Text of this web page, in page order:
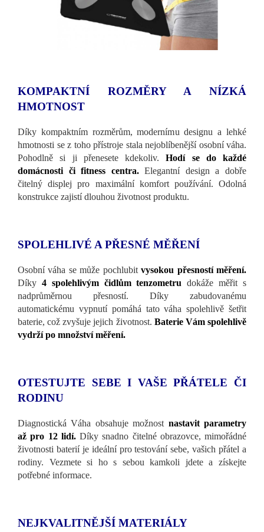
KOMPAKTNÍ ROZMĚRY A NÍZKÁ
HMOTNOST
Díky kompaktním rozměrům, modernímu designu a lehké
hmotnosti se z toho přístroje stala nejoblíbenější osobní váha.
Pohodlně si ji přenesete kdekoliv.Hodí se do každé
domácnosti či fitness centra. Elegantní design a dobře
čitelný displej pro maximální komfort používání. Odolná
konstrukce zajistí dlouhou životnost produktu.
SPOLEHLIVÉ A PŘESNÉ MĚŘENÍ
Osobní váha se může pochlubitvysokou přesností měření.
Díky 4 spolehlivým čidlům tenzometru
dokáže měřit s
nadprůměrnou přesností. Díky zabudovanému
automatickému vypnutí pomáhá tato váha spolehlivě šetřit
baterie, což zvyšuje jejich životnost. Baterie Vám spolehlivě
vydrží po množství měření.
OTESTUJTE SEBE I VAŠE PŘÁTELE ČI
RODINU
Diagnostická Váha obsahuje možnost nastavit parametry
až pro 12 lidí.Díky snadno čitelné obrazovce, mimořádné
životnosti baterií je ideální pro testování sebe, vašich přátel a
rodiny. Vezmete si ho s sebou kamkoli jdete a získejte
potřebné informace.
NEJKVALITNĚJŠÍ MATERIÁLY